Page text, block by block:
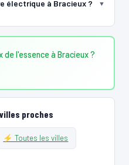
électrique à Bracieux ?
de l'essence à Bracieux ?
proches
⚡ Toutes les villes